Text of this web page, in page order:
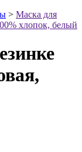
> Маска для
хлопок, белый